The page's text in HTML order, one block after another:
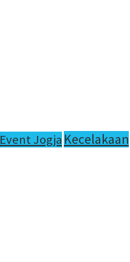
Event Jogja Kecelakaan